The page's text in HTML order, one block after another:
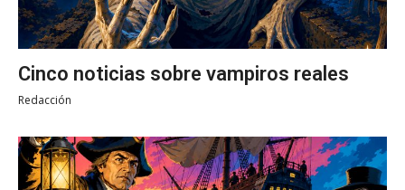
Cinco noticias sobre vampiros reales
Redacción